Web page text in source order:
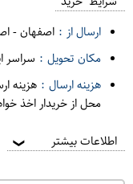
ارسال از : اصفهان-
مکان تحویل : سراسر
هزینه ارسال : هزینه
محل از خریدار اخذ
اطلاعات بیشتر ❯